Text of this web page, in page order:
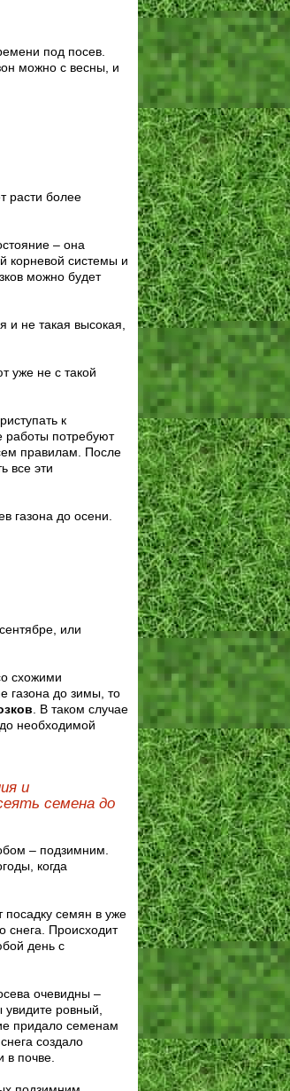
под посев.
можно с весны, и
расти более
– она
корневой системы и
можно будет
и не такая высокая,
уже не с такой
к
работы потребуют
правилам. После
все эти
газона до осени.
или
схожими
газона до зимы, то
. В таком случае
необходимой
и
семена до
– подзимним.
когда
посадку семян в уже
снега. Происходит
день с
очевидны –
увидите ровный,
придало семенам
создало
в почве.